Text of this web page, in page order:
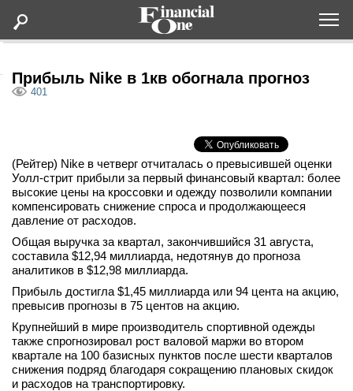
Дайджесты
Lifestyle
Мероприятия
Новости
Интервью
вконтакте
телеграм
Прибыль Nike в 1кв обогнала прогноз
401
(Рейтер) Nike в четверг отчиталась о превысившей оценки
Уолл-стрит прибыли за первый финансовый квартал: более
высокие цены на кроссовки и одежду позволили компании
компенсировать снижение спроса и продолжающееся
давление от расходов.
Общая выручка за квартал, закончившийся 31 августа,
составила $12,94 миллиарда, недотянув до прогноза
аналитиков в $12,98 миллиарда.
Прибыль достигла $1,45 миллиарда или 94 цента на акцию,
превысив прогнозы в 75 центов на акцию.
Крупнейший в мире производитель спортивной одежды
также спрогнозировал рост валовой маржи во втором
квартале на 100 базисных пунктов после шести кварталов
снижения подряд благодаря сокращению плановых скидок
и расходов на транспортировку.